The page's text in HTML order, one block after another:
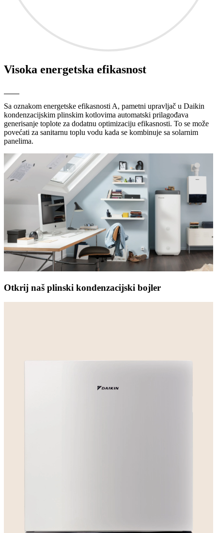
Visoka energetska efikasnost
Sa oznakom energetske efikasnosti A, pametni upravljač u Daikin
kondenzacijskim plinskim kotlovima automatski prilagođava
generisanje toplote za dodatnu optimizaciju efikasnosti. To se može
povećati za sanitarnu toplu vodu kada se kombinuje sa solarnim
panelima.
Otkrij naš plinski kondenzacijski bojler